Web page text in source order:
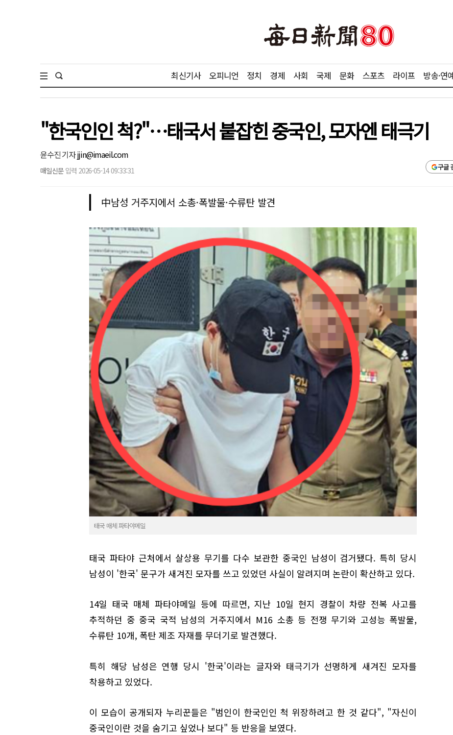
최신기사 오피니언 정치 경제 사회 국제 문화 스포츠 라이프 방송·연
"한국인인 척?"…태국서 붙잡힌 중국인, 모자엔 태극기
윤수진 기자jjin@imaeil.com
매일신문 입력 2026-05-14 09:33:31 구글
中남성 거주지에서 소총·폭발물·수류탄 발견
태국 매체 파타야메일
태국 파타야 근처에서 살상용 무기를 다수 보관한 중국인 남성이 검거됐다. 특히 당시
남성이 '한국' 문구가 새겨진 모자를 쓰고 있었던 사실이 알려지며 논란이 확산하고 있다.
14일 태국 매체 파타야메일 등에 따르면, 지난 10일 현지 경찰이 차량 전복 사고를
추적하던 중 중국 국적 남성의 거주지에서 M16 소총 등 전쟁 무기와 고성능 폭발물,
수류탄 10개, 폭탄 제조 자재를 무더기로 발견했다.
특히 해당 남성은 연행 당시 '한국'이라는 글자와 태극기가 선명하게 새겨진 모자를
착용하고 있었다.
이 모습이 공개되자 누리꾼들은 "범인이 한국인인 척 위장하려고 한 것 같다", "자신이
중국인이란 것을 숨기고 싶었나 보다" 등 반응을 보였다.